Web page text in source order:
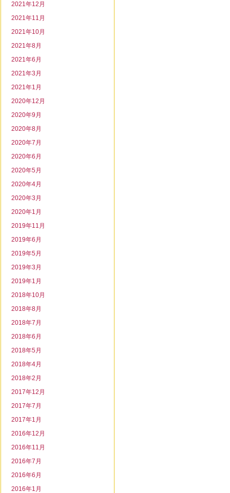
2021年12月
2021年11月
2021年10月
2021年8月
2021年6月
2021年3月
2021年1月
2020年12月
2020年9月
2020年8月
2020年7月
2020年6月
2020年5月
2020年4月
2020年3月
2020年1月
2019年11月
2019年6月
2019年5月
2019年3月
2019年1月
2018年10月
2018年8月
2018年7月
2018年6月
2018年5月
2018年4月
2018年2月
2017年12月
2017年7月
2017年1月
2016年12月
2016年11月
2016年7月
2016年6月
2016年1月